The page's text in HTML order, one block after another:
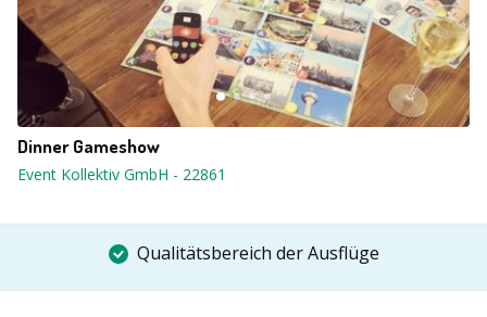
Dinner Gameshow
Event Kollektiv GmbH - 22861
Qualitätsbereich der Ausflüge